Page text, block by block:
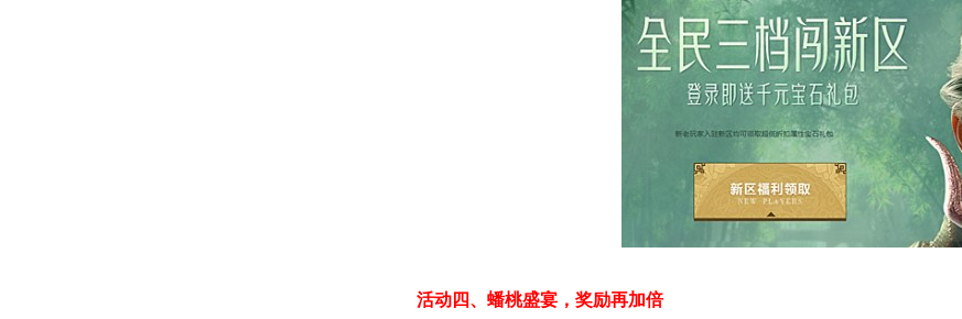
活动四、蟠桃盛宴，奖励再加倍